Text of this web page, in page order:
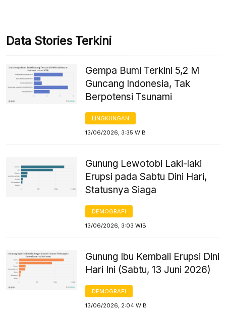
Data Stories Terkini
Gempa Bumi Terkini 5,2 M
Guncang Indonesia, Tak
Berpotensi Tsunami
LINGKUNGAN
13/06/2026, 3:35 WIB
Gunung Lewotobi Laki-laki
Erupsi pada Sabtu Dini Hari,
Statusnya Siaga
DEMOGRAFI
13/06/2026, 3:03 WIB
Gunung Ibu Kembali Erupsi Dini
Hari Ini (Sabtu, 13 Juni 2026)
DEMOGRAFI
13/06/2026, 2:04 WIB